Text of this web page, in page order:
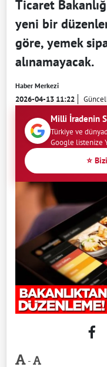
Ticaret
yeni bir
göre, yemek
alınamayacak.
Haber Merkezi
2026-04-13 11:22
Milli İradenin
Türkiye ve
Google listenize
⭐
-